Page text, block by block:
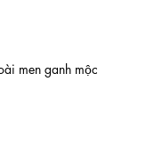
men ganh mộc